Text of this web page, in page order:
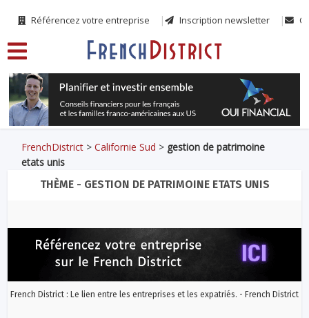
Référencez votre entreprise Inscription newsletter
FrenchDistrict >Californie Sud > gestion de patrimoine
etats unis
THÈME - GESTION DE PATRIMOINE ETATS UNIS
French District : Le lien entre les entreprises et les expatriés. - French District